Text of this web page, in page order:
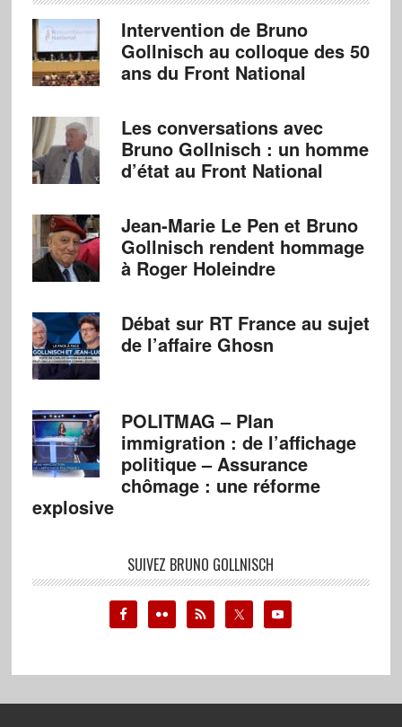
Intervention de Bruno
Gollnisch au colloque des 50
ans du Front National
Les conversations avec
Bruno Gollnisch : un homme
d’état au Front National
Jean-Marie Le Pen et Bruno
Gollnisch rendent hommage
à Roger Holeindre
Débat sur RT France au sujet
de l’affaire Ghosn
POLITMAG – Plan
immigration : de l’affichage
politique – Assurance
chômage : une réforme
explosive
SUIVEZ BRUNO GOLLNISCH